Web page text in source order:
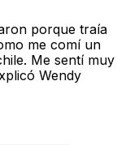
porque traía
me comí un
Me sentí muy
Wendy